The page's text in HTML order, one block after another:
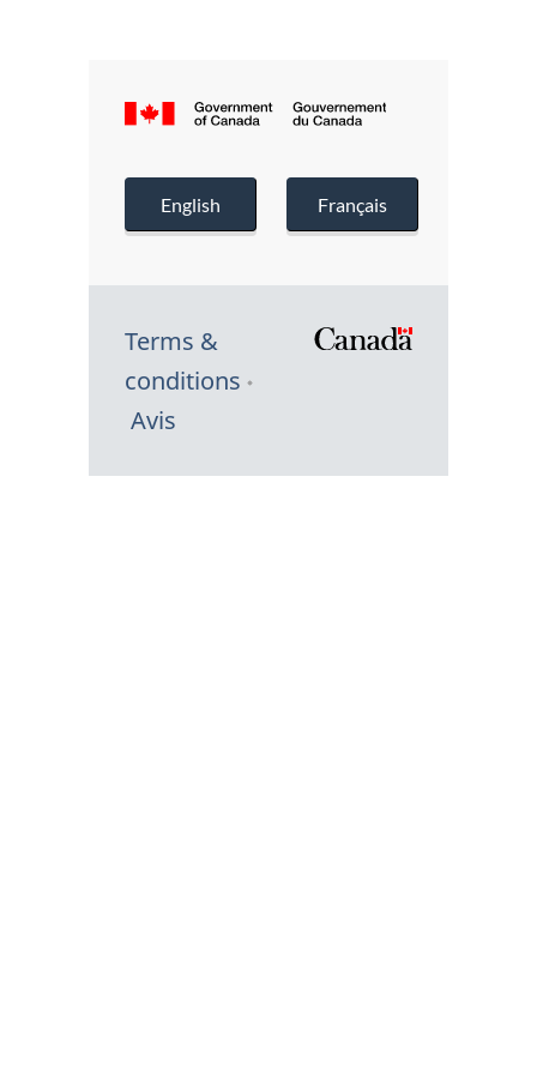
Canada.ca
Canada
English
du
Canada
Français
Terms &
conditions
Avis